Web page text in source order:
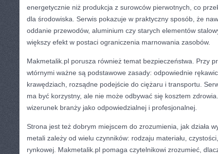
energetycznie niż produkcja z surowców pierwotnych, co
dla środowiska. Serwis pokazuje w praktyczny sposób, że
oddanie przewodów, aluminium czy starych elementów
większy efekt w postaci ograniczenia marnowania zasobów.
Makmetalik.pl porusza również temat bezpieczeństwa. Przy
wtórnymi ważne są podstawowe zasady: odpowiednie
krawędziach, rozsądne podejście do ciężaru i transportu.
ma być korzystny, ale nie może odbywać się kosztem
wizerunek branży jako odpowiedzialnej i profesjonalnej.
Strona jest też dobrym miejscem do zrozumienia, jak działa
metali zależy od wielu czynników: rodzaju materiału,
rynkowej. Makmetalik.pl pomaga czytelnikowi zrozumieć,